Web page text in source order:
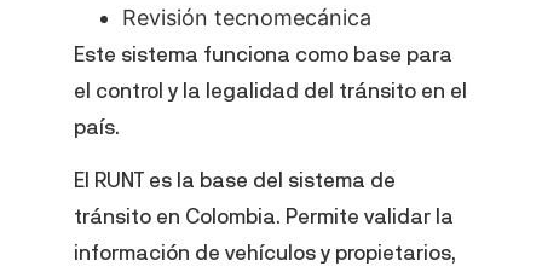
Revisión tecnomecánica
Este sistema funciona como base para
el control y la legalidad del tránsito en el
país.
El RUNT es la base del sistema de
tránsito en Colombia. Permite validar la
información de vehículos y propietarios,